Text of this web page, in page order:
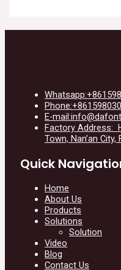
E-
Factory Address:
Town, Nan’an
Quick
Home
About Us
Products
Solutions
Solution
Video
Blog
Contact Us